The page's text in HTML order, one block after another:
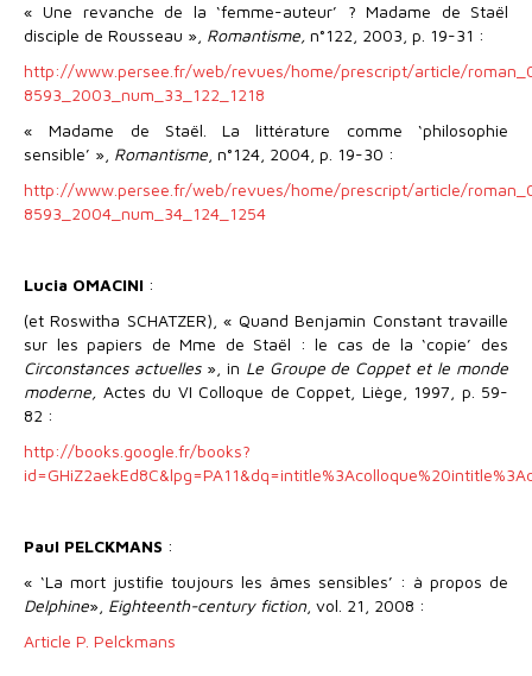
« Une revanche de la ‘femme-auteur’ ? Madame de Staël
disciple de Rousseau », Romantisme, n°122, 2003, p. 19-31 :
http://www.persee.fr/web/revues/home/prescript/article/
8593_2003_num_33_122_1218
« Madame de Staël. La littérature comme ‘philosophie
sensible’ », Romantisme , n°124, 2004, p. 19-30 :
http://www.persee.fr/web/revues/home/prescript/article/
8593_2004_num_34_124_1254
Lucia OMACINI :
(et Roswitha SCHATZER), « Quand Benjamin Constant travaille
sur les papiers de Mme de Staël : le cas de la ‘copie’ des
Circonstances actuelles », in Le Groupe de Coppet et le monde
moderne, Actes du VI Colloque de Coppet, Liège, 1997, p. 59-
82 :
http://books.google.fr/books?
Paul PELCKMANS :
« ‘La mort justifie toujours les âmes sensibles’ : à propos de
Delphine», Eighteenth-century fiction , vol. 21, 2008 :
Article P. Pelckmans